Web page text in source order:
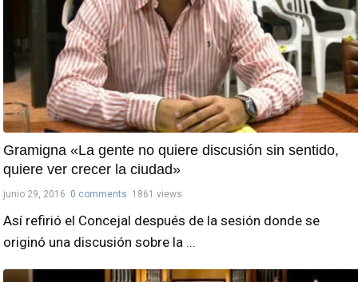
Gramigna «La gente no quiere discusión sin sentido,
quiere ver crecer la ciudad»
junio 29, 2016 0 comments 1861 views
Así refirió el Concejal después de la sesión donde se
originó una discusión sobre la ...